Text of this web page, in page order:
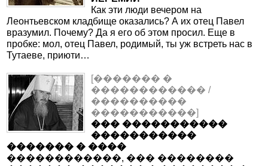
Как эти люди вечером на
Леонтьевском кладбище оказались? А их отец Павел
вразумил. Почему? Да я его об этом просил. Еще в
пробке: мол, отец Павел, родимый, ты уж встреть нас в
Тутаеве, приюти…
[������� �
������������ /
����������
�����������]
��� �����������
�����������
������� � ����
������������, ��� ��������